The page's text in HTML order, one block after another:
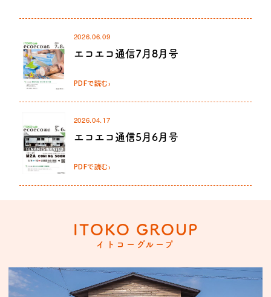
2026.06.09
エコエコ通信7月8月号
PDFで読む›
2026.04.17
エコエコ通信5月6月号
PDFで読む›
ITOKO GROUP
イトコーグループ